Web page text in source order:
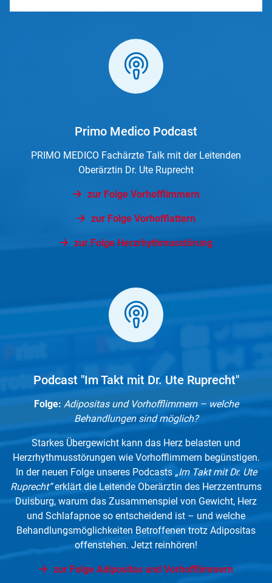
Primo Medico Podcast
PRIMO MEDICO Fachärzte Talk mit der Leitenden
Oberärztin Dr. Ute Ruprecht
zur Folge Vorhofflimmern
zur Folge Vorhofflattern
zur Folge Herzrhythmusstörung
Podcast "Im Takt mit Dr. Ute Ruprecht"
Folge: Adipositas und Vorhofflimmern – welche
Behandlungen sind möglich?
Starkes Übergewicht kann das Herz belasten und
Herzrhythmusstörungen wie Vorhofflimmern begünstigen.
In der neuen Folge unseres Podcasts „Im Takt mit Dr. Ute
Ruprecht“erklärt die Leitende Oberärztin des Herzzentrums
Duisburg, warum das Zusammenspiel von Gewicht, Herz
und Schlafapnoe so entscheidend ist – und welche
Behandlungsmöglichkeiten Betroffenen trotz Adipositas
offenstehen. Jetzt reinhören!
zur Folge Adipositas und Vorhofflimmern